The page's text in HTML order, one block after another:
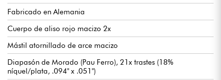
Fabricado en Alemania
Cuerpo de aliso rojo macizo 2x
Mástil atornillado de arce macizo
Diapasón de Morado (Pau Ferro), 21x trastes (18%
níquel/plata, .094" x .051")